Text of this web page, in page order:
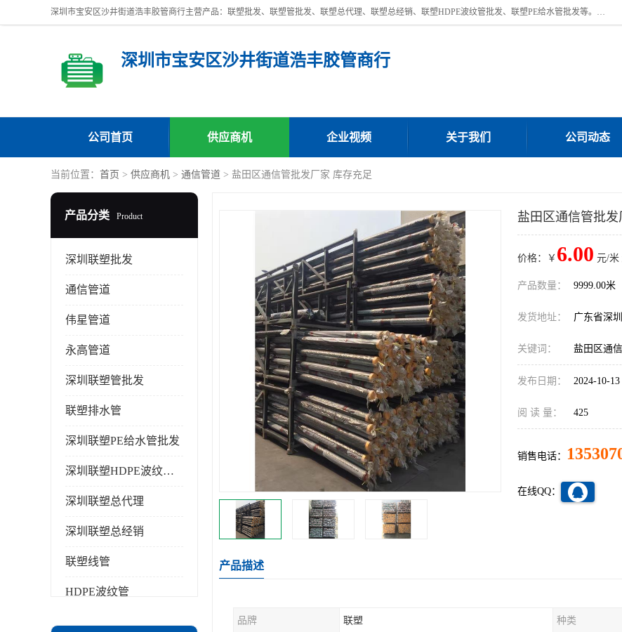
深圳市宝安区沙井街道浩丰胶管商行主营产品：联塑批发、联塑管批发、联塑总代理、联塑总经销、联塑HDPE波纹管批发、联塑PE给水管批发等。凭借服务以及多年的勤奋拼搏，发展成为一家销售各种管材管件，绝缘电工套管及配件等系列产品的贸易公司。公司秉承“顾客至上，锐意进取”的经营理念，坚持“客户至上”原则为广大客户提供的服务。欢迎惠顾！
深圳市宝安区沙井街道浩丰胶管商行
公司首页 供应商机 企业视频 关于我们 公司动态
当前位置： 首页 > 供应商机 > 通信管道 > 盐田区通信管批发厂家 库存充足
产品分类 Product
深圳联塑批发
通信管道
伟星管道
永高管道
深圳联塑管批发
联塑排水管
深圳联塑PE给水管批发
深圳联塑HDPE波纹管批发
深圳联塑总代理
深圳联塑总经销
联塑线管
HDPE波纹管
盐田区通信管批
价格：￥ 6.00 元/米
产品数量： 9999.00米
发货地址： 广东省深
关键词： 盐田区通
发布日期： 2024-10-13
阅 读 量： 425
销售电话：
在线QQ：
产品描述
品牌 联塑 种类